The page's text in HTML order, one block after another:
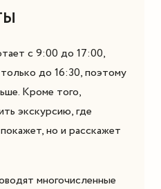
с 9:00 до 17:00,
до 16:30, поэтому
Кроме того,
экскурсию, где
но и расскажет
многочисленные